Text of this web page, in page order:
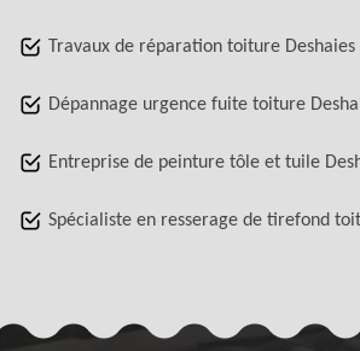
Travaux de réparation toiture Deshaies
Dépannage urgence fuite toiture
Entreprise de peinture tôle et tuile
Spécialiste en resserage de tirefond